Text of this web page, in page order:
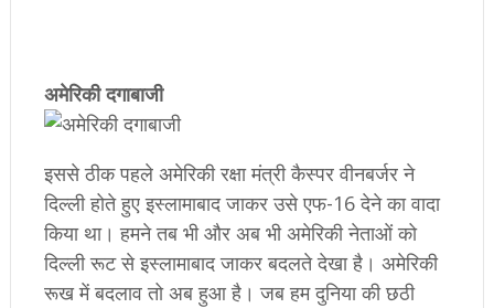
​अमेरिकी दगाबाजी
इससे ठीक पहले अमेरिकी रक्षा मंत्री कैस्पर वीनबर्जर ने
दिल्ली होते हुए इस्लामाबाद जाकर उसे एफ-16 देने का वादा
किया था। हमने तब भी और अब भी अमेरिकी नेताओं को
दिल्ली रूट से इस्लामाबाद जाकर बदलते देखा है। अमेरिकी
रूख में बदलाव तो अब हुआ है। जब हम दुनिया की छठी